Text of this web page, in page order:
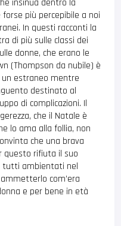
insinua dentro la
più percepibile a noi
In questi racconti la
di più sulle classi dei
donne, che erano le
(Thompson da nubile) è
estraneo mentre
destinato al
di complicazioni. Il
che il Natale è
lo ama alla follia, non
che una brava
questo rifiuta il suo
tutti ambientati nel
com’era
e per bene in età